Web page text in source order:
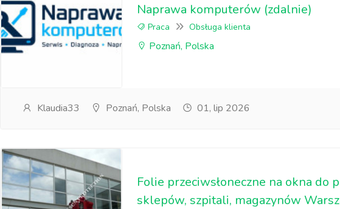
Naprawa komputerów (zdalnie)
Praca Obsługa klienta
Poznań, Polska
Klaudia33 Poznań, Polska 01, lip 2026
Folie przeciwsłoneczne na okna do
sklepów, szpitali, magazynów